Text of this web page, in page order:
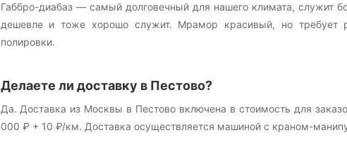
Габбро-диабаз — самый долговечный для нашего климата, служит
дешевле и тоже хорошо служит. Мрамор красивый, но требует
полировки.
Делаете ли доставку в Пестово?
Да. Доставка из Москвы в Пестово включена в стоимость для
000 ₽ + 10 ₽/км. Доставка осуществляется машиной с краном-